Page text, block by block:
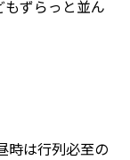
ずらっと並ん
時は行列必至の